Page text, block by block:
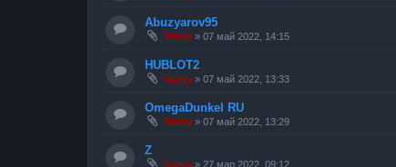
Abuzyarov95
Valery » 07 май 2022, 14:15
HUBLOT2
Valery » 07 май 2022, 13:33
OmegaDunkel RU
Valery » 07 май 2022, 13:29
Z
Valery » 27 мар 2022, 09:12